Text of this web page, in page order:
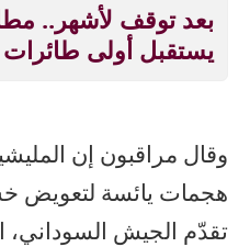
بعد توقف لأشهر..
يستقبل أولى
وقال مراقبون إن
هجمات يائسة لتعويض
تقدّم الجيش السوداني،